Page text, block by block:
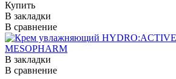
Купить
В закладки
В сравнение
В закладки
В сравнение